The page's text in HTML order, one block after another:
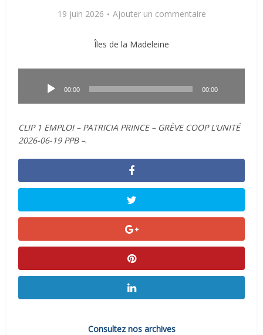
19 juin 2026 Ajouter un commentaire
Îles de la Madeleine
00:00 00:00
CLIP 1 EMPLOI – PATRICIA PRINCE – GRÈVE COOP L’UNITÉ
2026-06-19 PPB –.
Consultez nos archives